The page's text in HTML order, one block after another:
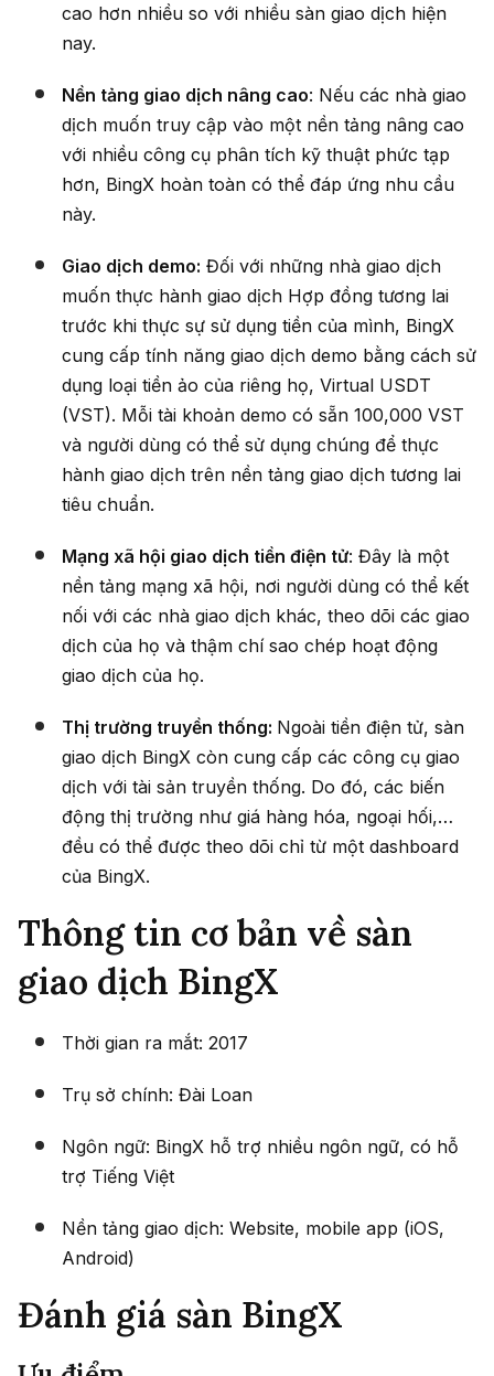
cao hơn nhiều so với nhiều sàn giao dịch hiện
nay.
Nền tảng giao dịch nâng cao: Nếu các nhà giao
dịch muốn truy cập vào một nền tảng nâng cao
với nhiều công cụ phân tích kỹ thuật phức tạp
hơn, BingX hoàn toàn có thể đáp ứng nhu cầu
này.
Giao dịch demo: Đối với những nhà giao dịch
muốn thực hành giao dịch Hợp đồng tương lai
trước khi thực sự sử dụng tiền của mình, BingX
cung cấp tính năng giao dịch demo bằng cách sử
dụng loại tiền ảo của riêng họ, Virtual USDT
(VST). Mỗi tài khoản demo có sẵn 100,000 VST
và người dùng có thể sử dụng chúng để thực
hành giao dịch trên nền tảng giao dịch tương lai
tiêu chuẩn.
Mạng xã hội giao dịch tiền điện tử: Đây là một
nền tảng mạng xã hội, nơi người dùng có thể kết
nối với các nhà giao dịch khác, theo dõi các giao
dịch của họ và thậm chí sao chép hoạt động
giao dịch của họ.
Thị trường truyền thống: Ngoài tiền điện tử, sàn
giao dịch BingX còn cung cấp các công cụ giao
dịch với tài sản truyền thống. Do đó, các biến
động thị trường như giá hàng hóa, ngoại hối,…
đều có thể được theo dõi chỉ từ một dashboard
của BingX.
Thông tin cơ bản về sàn
giao dịch BingX
Thời gian ra mắt: 2017
Trụ sở chính: Đài Loan
Ngôn ngữ: BingX hỗ trợ nhiều ngôn ngữ, có hỗ
trợ Tiếng Việt
Nền tảng giao dịch: Website, mobile app (iOS,
Android)
Đánh giá sàn BingX